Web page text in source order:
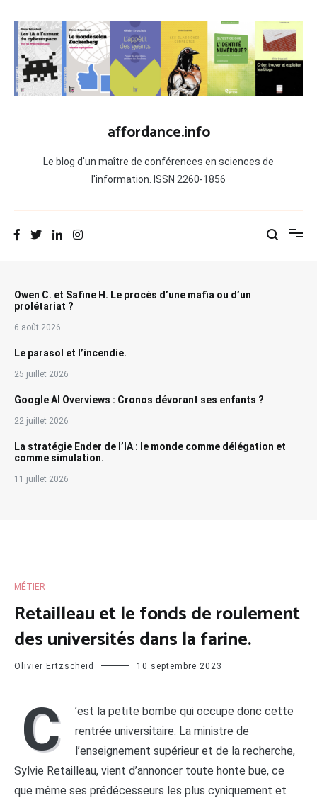
contenu
affordance.info
Le blog d'un maître de conférences en sciences de
l'information. ISSN 2260-1856
Owen C. et Safine H. Le procès d’une mafia ou d’un
prolétariat ?
6 août 2026
Le parasol et l’incendie.
25 juillet 2026
Google AI Overviews : Cronos dévorant ses enfants ?
22 juillet 2026
La stratégie Ender de l’IA : le monde comme délégation et
comme simulation.
11 juillet 2026
MÉTIER
Retailleau et le fonds de roulement
des universités dans la farine.
Olivier Ertzscheid 10 septembre 2023
C
’est la petite bombe qui occupe donc cette
rentrée universitaire. La ministre de
l’enseignement supérieur et de la recherche,
Sylvie Retailleau, vient d’annoncer toute honte bue, ce
que même ses prédécesseurs les plus cyniquement et